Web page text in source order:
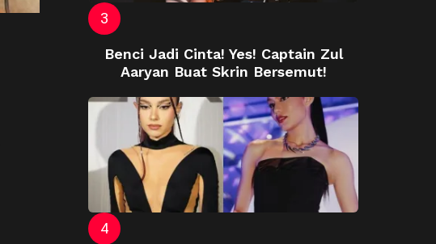
Benci Jadi Cinta! Yes! Captain Zul
Aaryan Buat Skrin Bersemut!